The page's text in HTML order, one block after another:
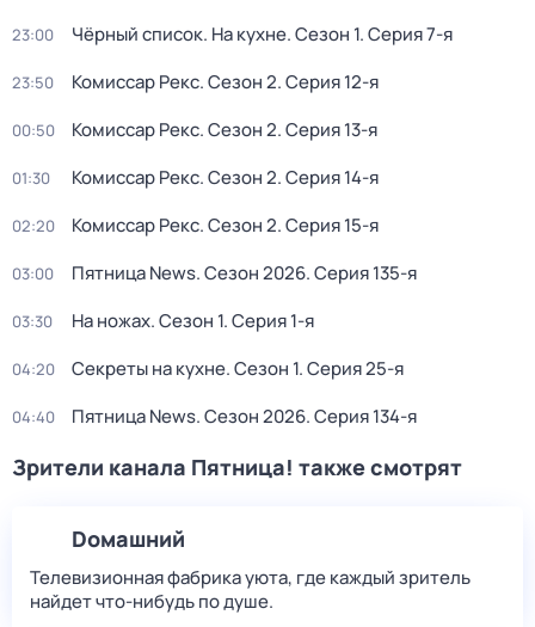
23:00 Чёрный список. На кухне. Сезон 1. Серия 7-я
23:50 Комиссар Рекс. Сезон 2. Серия 12-я
00:50 Комиссар Рекс. Сезон 2. Серия 13-я
01:30 Комиссар Рекс. Сезон 2. Серия 14-я
02:20 Комиссар Рекс. Сезон 2. Серия 15-я
03:00 Пятница News. Сезон 2026. Серия 135-я
03:30 На ножах. Сезон 1. Серия 1-я
04:20 Секреты на кухне. Сезон 1. Серия 25-я
04:40 Пятница News. Сезон 2026. Серия 134-я
Зрители канала Пятница! также смотрят
Dомашний
Телевизионная фабрика уюта, где каждый зритель
найдет что‑нибудь по душе.